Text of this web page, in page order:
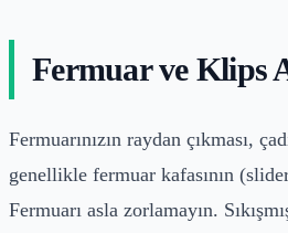
Fermuar ve Klips
Fermuarınızın raydan çıkması,
genellikle fermuar kafasının
Fermuarı asla zorlamayın.